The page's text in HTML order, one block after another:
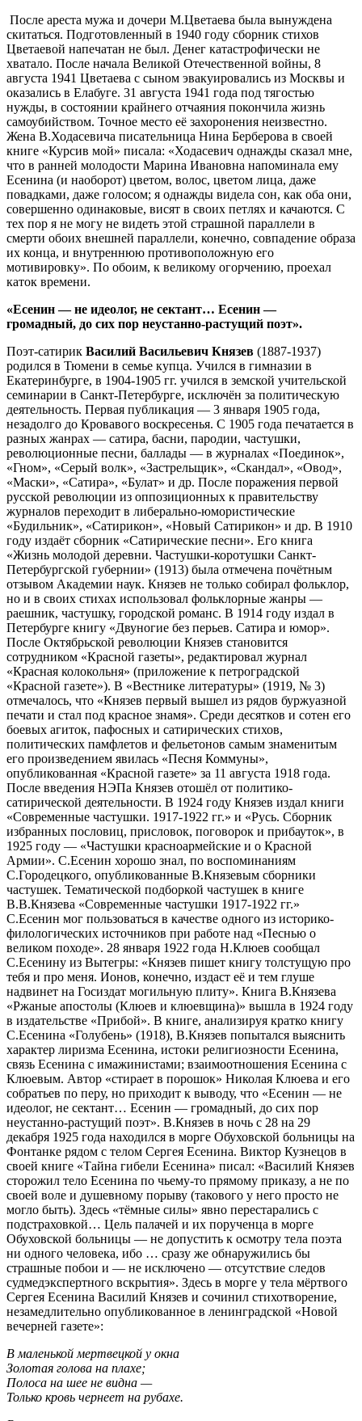
После ареста мужа и дочери М.Цветаева была вынуждена
скитаться. Подготовленный в 1940 году сборник стихов
Цветаевой напечатан не был. Денег катастрофически не
хватало. После начала Великой Отечественной войны, 8
августа 1941 Цветаева с сыном эвакуировались из Москвы и
оказались в Елабуге. 31 августа 1941 года под тягостью
нужды, в состоянии крайнего отчаяния покончила жизнь
самоубийством. Точное место её захоронения неизвестно.
Жена В.Ходасевича писательница Нина Берберова в своей
книге «Курсив мой» писала: «Ходасевич однажды сказал мне,
что в ранней молодости Марина Ивановна напоминала ему
Есенина (и наоборот) цветом, волос, цветом лица, даже
повадками, даже голосом; я однажды видела сон, как оба они,
совершенно одинаковые, висят в своих петлях и качаются. С
тех пор я не могу не видеть этой страшной параллели в
смерти обоих внешней параллели, конечно, совпадение образа
их конца, и внутреннюю противоположную его
мотивировку». По обоим, к великому огорчению, проехал
каток времени.
«Есенин — не идеолог, не сектант… Есенин —
громадный, до сих пор неустанно-растущий поэт».
Поэт-сатирик Василий Васильевич Князев (1887-1937)
родился в Тюмени в семье купца. Учился в гимназии в
Екатеринбурге, в 1904-1905 гг. учился в земской учительской
семинарии в Санкт-Петербурге, исключён за политическую
деятельность. Первая публикация — 3 января 1905 года,
незадолго до Кровавого воскресенья. С 1905 года печатается в
разных жанрах — сатира, басни, пародии, частушки,
революционные песни, баллады — в журналах «Поединок»,
«Гном», «Серый волк», «Застрельщик», «Скандал», «Овод»,
«Маски», «Сатира», «Булат» и др. После поражения первой
русской революции из оппозиционных к правительству
журналов переходит в либерально-юмористические
«Будильник», «Сатирикон», «Новый Сатирикон» и др. В 1910
году издаёт сборник «Сатирические песни». Его книга
«Жизнь молодой деревни. Частушки-коротушки Санкт-
Петербургской губернии» (1913) была отмечена почётным
отзывом Академии наук. Князев не только собирал фольклор,
но и в своих стихах использовал фольклорные жанры —
раешник, частушку, городской романс. В 1914 году издал в
Петербурге книгу «Двуногие без перьев. Сатира и юмор».
После Октябрьской революции Князев становится
сотрудником «Красной газеты», редактировал журнал
«Красная колокольня» (приложение к петроградской
«Красной газете»). В «Вестнике литературы» (1919, № 3)
отмечалось, что «Князев первый вышел из рядов буржуазной
печати и стал под красное знамя». Среди десятков и сотен его
боевых агиток, пафосных и сатирических стихов,
политических памфлетов и фельетонов самым знаменитым
его произведением явилась «Песня Коммуны»,
опубликованная «Красной газете» за 11 августа 1918 года.
После введения НЭПа Князев отошёл от политико-
сатирической деятельности. В 1924 году Князев издал книги
«Современные частушки. 1917-1922 гг.» и «Русь. Сборник
избранных пословиц, присловок, поговорок и прибауток», в
1925 году — «Частушки красноармейские и о Красной
Армии». С.Есенин хорошо знал, по воспоминаниям
С.Городецкого, опубликованные В.Князевым сборники
частушек. Тематической подборкой частушек в книге
В.В.Князева «Современные частушки 1917-1922 гг.»
С.Есенин мог пользоваться в качестве одного из историко-
филологических источников при работе над «Песнью о
великом походе». 28 января 1922 года Н.Клюев сообщал
С.Есенину из Вытегры: «Князев пишет книгу толстущую про
тебя и про меня. Ионов, конечно, издаст её и тем глуше
надвинет на Госиздат могильную плиту». Книга В.Князева
«Ржаные апостолы (Клюев и клюевщина)» вышла в 1924 году
в издательстве «Прибой». В книге, анализируя кратко книгу
С.Есенина «Голубень» (1918), В.Князев попытался выяснить
характер лиризма Есенина, истоки религиозности Есенина,
связь Есенина с имажинистами; взаимоотношения Есенина с
Клюевым. Автор «стирает в порошок» Николая Клюева и его
собратьев по перу, но приходит к выводу, что «Есенин — не
идеолог, не сектант… Есенин — громадный, до сих пор
неустанно-растущий поэт». В.Князев в ночь с 28 на 29
декабря 1925 года находился в морге Обуховской больницы на
Фонтанке рядом с телом Сергея Есенина. Виктор Кузнецов в
своей книге «Тайна гибели Есенина» писал: «Василий Князев
сторожил тело Есенина по чьему-то прямому приказу, а не по
своей воле и душевному порыву (такового у него просто не
могло быть). Здесь «тёмные силы» явно перестарались с
подстраховкой… Цель палачей и их порученца в морге
Обуховской больницы — не допустить к осмотру тела поэта
ни одного человека, ибо … сразу же обнаружились бы
страшные побои и — не исключено — отсутствие следов
судмедэкспертного вскрытия». Здесь в морге у тела мёртвого
Сергея Есенина Василий Князев и сочинил стихотворение,
незамедлительно опубликованное в ленинградской «Новой
вечерней газете»:
В маленькой мертвецкой у окна
Золотая голова на плахе;
Полоса на шее не видна —
Только кровь чернеет на рубахе.